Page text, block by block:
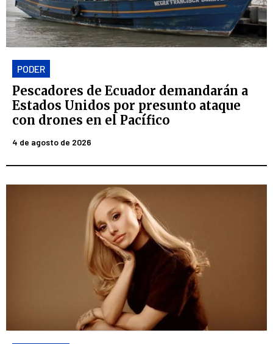
PODER
Pescadores de Ecuador demandarán a
Estados Unidos por presunto ataque
con drones en el Pacífico
4 de agosto de 2026